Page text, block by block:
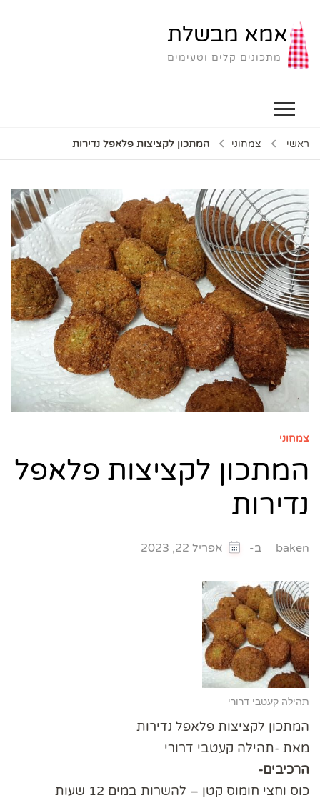
אמא מבשלת
מתכונים קלים וטעימים
ראשי צמחוני המתכון לקציצות פלאפל נדירות
צמחוני
המתכון לקציצות פלאפל
נדירות
baken ב- אפריל 22, 2023
תהילה קעטבי דרורי
המתכון לקציצות פלאפל נדירות
מאת -תהילה קעטבי דרורי
הרכיבים-
כוס וחצי חומוס קטן – להשרות במים 12 שעות